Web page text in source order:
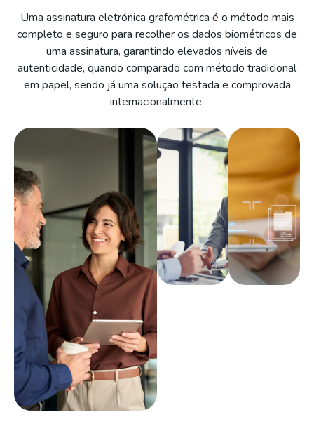
Uma assinatura eletrónica grafométrica é o método mais
completo e seguro para recolher os dados biométricos de
uma assinatura, garantindo elevados níveis de
autenticidade, quando comparado com método tradicional
em papel, sendo já uma solução testada e comprovada
internacionalmente.